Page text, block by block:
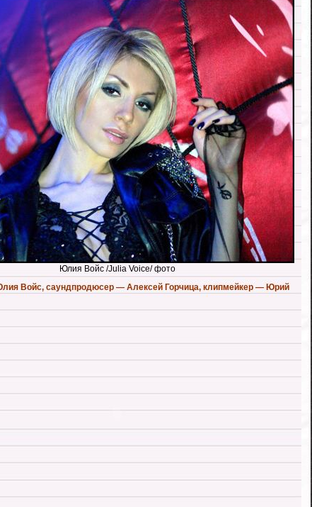
Юлия Войс /Julia Voice/ фото
Войс, саундпродюсер — Алексей Горчица, клипмейкер — Юрий